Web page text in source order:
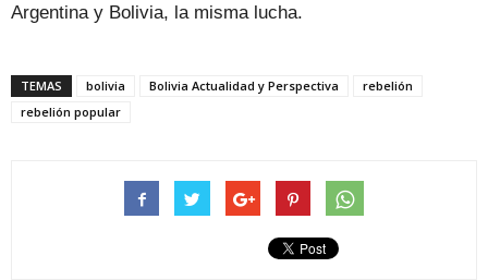
Argentina y Bolivia, la misma lucha.
TEMAS bolivia Bolivia Actualidad y Perspectiva
rebelión
rebelión popular